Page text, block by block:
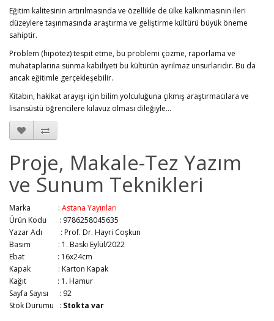
Eğitim kalitesinin artırılmasında ve özellikle de ülke kalkınmasının ileri
düzeylere taşınmasında araştırma ve geliştirme kültürü büyük öneme
sahiptir.
Problem (hipotez) tespit etme, bu problemi çözme, raporlama ve
muhataplarına sunma kabiliyeti bu kültürün ayrılmaz unsurlarıdır. Bu da
ancak eğitimle gerçekleşebilir.
Kitabın, hakikat arayışı için bilim yolculuğuna çıkmış araştırmacılara ve
lisansüstü öğrencilere kılavuz olması dileğiyle…
Proje, Makale-Tez Yazım
ve Sunum Teknikleri
Marka : Astana Yayınları
Ürün Kodu : 9786258045635
Yazar Adı : Prof. Dr. Hayri Coşkun
Basım : 1. Baskı Eylül/2022
Ebat : 16x24cm
Kapak : Karton Kapak
Kağıt : 1. Hamur
Sayfa Sayısı : 92
Stok Durumu : Stokta var